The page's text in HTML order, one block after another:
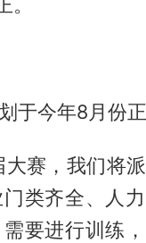
于今年8月份正
赛，我们将
类齐全、人
要进行训练